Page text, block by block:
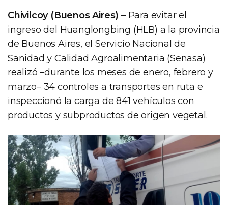
Chivilcoy (Buenos Aires) – Para evitar el
ingreso del Huanglongbing (HLB) a la provincia
de Buenos Aires, el Servicio Nacional de
Sanidad y Calidad Agroalimentaria (Senasa)
realizó –durante los meses de enero, febrero y
marzo– 34 controles a transportes en ruta e
inspeccionó la carga de 841 vehículos con
productos y subproductos de origen vegetal.